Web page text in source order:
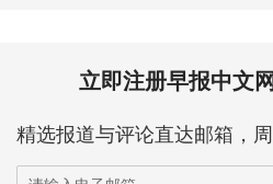
立即注册早报中文
精选报道与评论直达邮箱，